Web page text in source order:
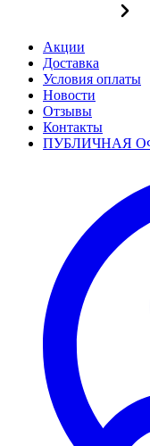
Акции
Доставка
Условия оплаты
Новости
Отзывы
Контакты
ПУБЛИЧНАЯ